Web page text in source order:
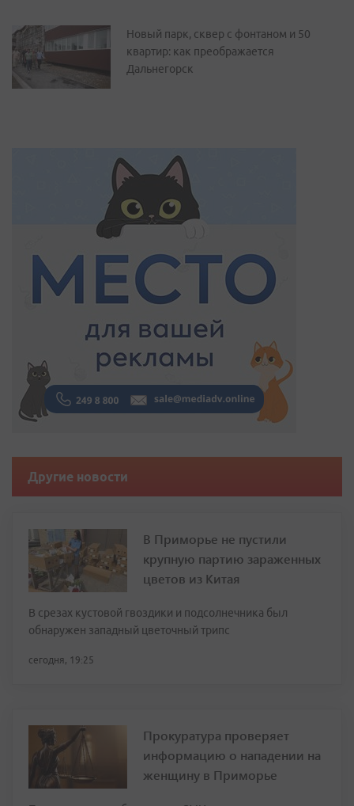
Новый парк, сквер с фонтаном и 50
квартир: как преображается
Дальнегорск
Другие новости
В Приморье не пустили
крупную партию зараженных
цветов из Китая
В срезах кустовой гвоздики и подсолнечника был
обнаружен западный цветочный трипс
сегодня, 19:25
Прокуратура проверяет
информацию о нападении на
женщину в Приморье